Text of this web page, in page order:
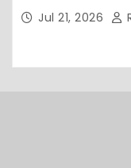
Jul 21, 2026